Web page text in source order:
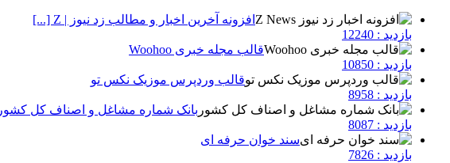
افزونه آخرین اخبار و مطالب زد نیوز | Z [...]
بازدید : 12240
قالب مجله خبری Woohoo
بازدید : 10850
قالب وردپرس موزیک نکس تو
بازدید : 8958
بانک شماره مشاغل و اصناف کل کشور
بازدید : 8087
سند خوان حرفه ای
بازدید : 7826